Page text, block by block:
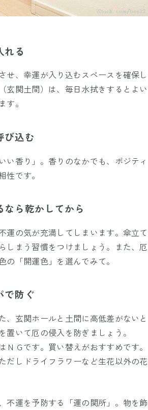
れる
せ、幸運が入り込むスペースを確保し
玄関土間）は、毎日水拭きするとよい
。
び込む
香り」。香りのなかでも、ポジティ
です。
ら乾かしてから
運の気が充満してしまいます。傘立て
しまう習慣をつけましょう。また、厄
「開運色」を選んでみて。
で防ぐ
、玄関ホールと土間に高低差がないと
いて厄の侵入を防ぎましょう。
Ｇです。買い替えがおすすめです。
しドライフラワーなど生花以外の花
不運を予防する「運の関所」。物を飾